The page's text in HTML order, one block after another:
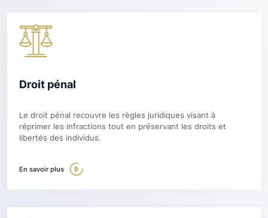
Droit pénal
Le droit pénal recouvre les règles juridiques visant à
réprimer les infractions tout en préservant les droits et
libertés des individus.
En savoir plus